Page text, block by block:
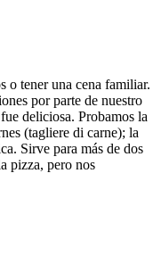
o tener una cena familiar.
por parte de nuestro
deliciosa. Probamos la
(tagliere di carne); la
Sirve para más de dos
pizza, pero nos